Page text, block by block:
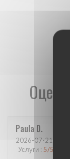
Paula D
2026-07-21
Услуги : 5/5